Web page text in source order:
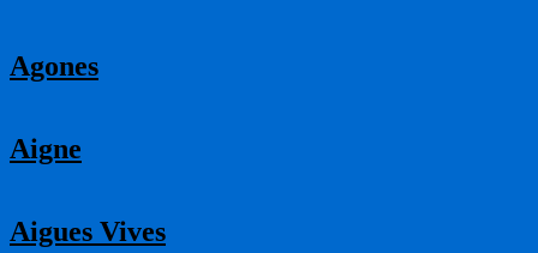
Agones
Aigne
Aigues Vives